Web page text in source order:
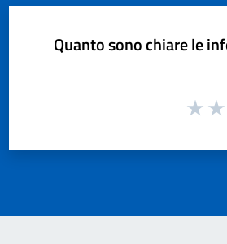
Quanto sono chiare le